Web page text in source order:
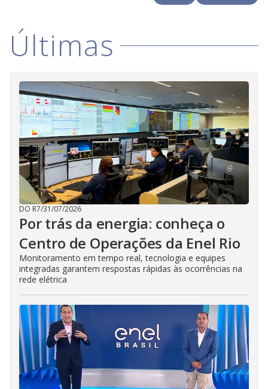
e
o
Últimas
DO R7/31/07/2026
Por trás da energia: conheça o
Centro de Operações da Enel Rio
Monitoramento em tempo real, tecnologia e equipes
integradas garantem respostas rápidas às ocorrências na
rede elétrica